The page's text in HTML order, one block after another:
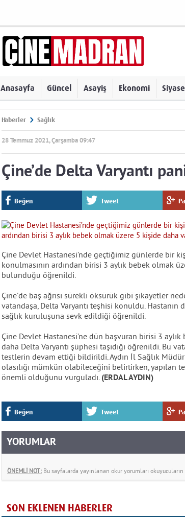
Anasayfa Güncel Asayiş Ekonomi
Haberler Sağlık
28 Temmuz 2021, Çarşamba 09:47
Çine’de Delta Varyantı
Beğen Tweet
Çine Devlet Hastanesi’nde geçtiğimiz günlerde bir
konulmasının ardından birisi 3 aylık bebek olmak
bulunduğu öğrenildi.
Çine’de baş ağrısı sürekli öksürük gibi şikayetler
vatandaşa, Delta Varyantı teşhisi konuldu.
sağlık kuruluşuna sevk edildiği öğrenildi.
Çine Devlet Hastanesi’ne dün başvuran birisi 3
daha Delta Varyantı şüphesi taşıdığı öğrenildi. Bu
testlerin devam ettiği bildirildi. Aydın İl Sağlık
olasılığı mümkün olabileceğini belirtirken, yapılan
önemli olduğunu vurguladı. (ERDAL AYDIN)
Beğen Tweet
YORUMLAR
ÖNEMLİ NOT: Bu sayfalarda yayınlanan okur yorumları
SON EKLENEN HABERLER